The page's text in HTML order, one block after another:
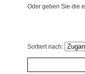
Oder geben Sie die
Sortiert nach: